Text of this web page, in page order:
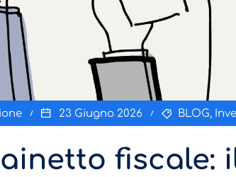
23 Giugno 2026 BLOG,
fiscale: